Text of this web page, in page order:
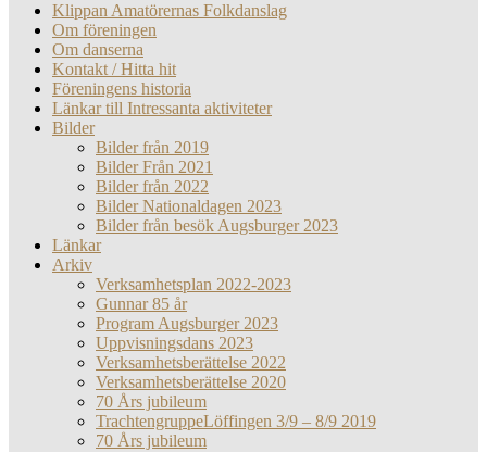
Klippan Amatörernas Folkdanslag
Om föreningen
Om danserna
Kontakt / Hitta hit
Föreningens historia
Länkar till Intressanta aktiviteter
Bilder
Bilder från 2019
Bilder Från 2021
Bilder från 2022
Bilder Nationaldagen 2023
Bilder från besök Augsburger 2023
Länkar
Arkiv
Verksamhetsplan 2022-2023
Gunnar 85 år
Program Augsburger 2023
Uppvisningsdans 2023
Verksamhetsberättelse 2022
Verksamhetsberättelse 2020
70 Års jubileum
TrachtengruppeLöffingen 3/9 – 8/9 2019
70 Års jubileum